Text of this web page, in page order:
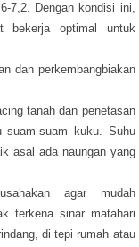
7,2. Dengan kondisi ini,
bekerja optimal untuk
dan perkembangbiakan
tanah dan penetasan
suam-suam kuku. Suhu
asal ada naungan yang
agar mudah
terkena sinar matahari
di tepi rumah atau